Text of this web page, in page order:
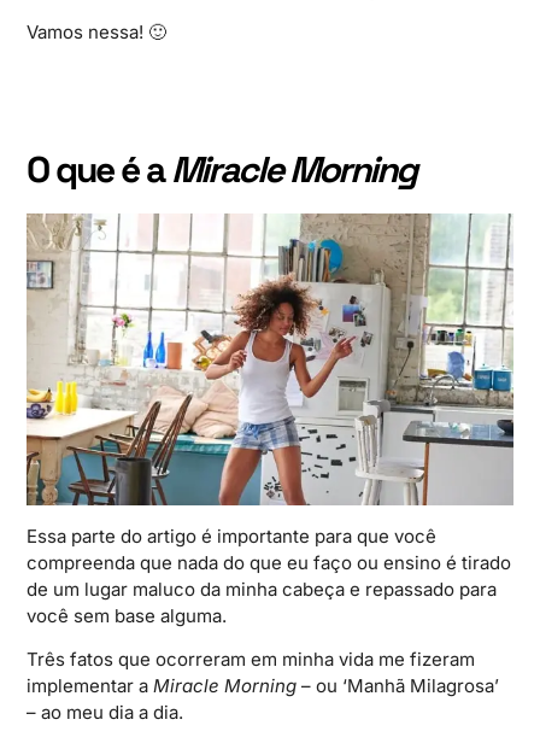
Vamos nessa! 🙂
O que é aMiracle Morning
Essa parte do artigo é importante para que você
compreenda que nada do que eu faço ou ensino é tirado
de um lugar maluco da minha cabeça e repassado para
você sem base alguma.
Três fatos que ocorreram em minha vida me fizeram
implementar aMiracle Morning – ou ‘Manhã Milagrosa’
– ao meu dia a dia.